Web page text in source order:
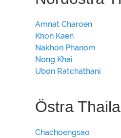
Amnat Charoen
Khon Kaen
Nakhon Phanom
Nong Khai
Ubon Ratchathani
Östra
Chachoengsao